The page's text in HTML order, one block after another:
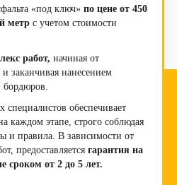
«под ключ» по цене от 450
метрс учетом стоимости
работ, начиная от
заканчивая нанесением
бордюров.
обеспечивает
каждом этапе, строго соблюдая
и правила. В зависимости от
предоставляется гарантия на
сроком от 2 до 5 лет.